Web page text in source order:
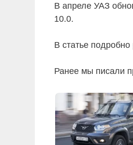
В апреле УАЗ
10.0.
В статье
Ранее мы писали